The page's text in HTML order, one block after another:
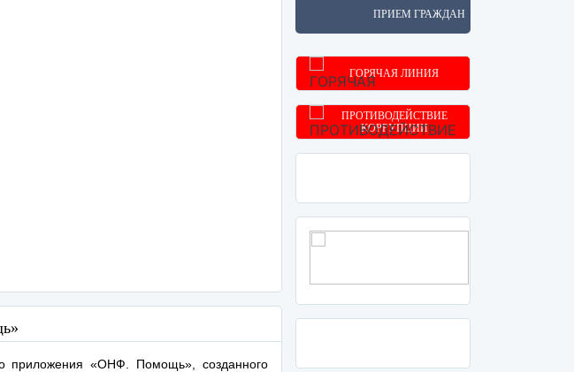
приложения «ОНФ. Помощь», созданного
ПРИЕМ ГРАЖДАН
ГОРЯЧАЯ ЛИНИЯ
ПРОТИВОДЕЙСТВИЕ
КОРРУПЦИИ